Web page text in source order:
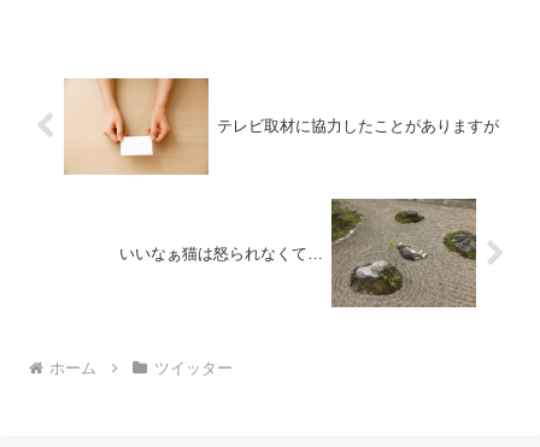
テレビ取材に協力したことがありますが
いいなぁ猫は怒られなくて…
ホーム ツイッター